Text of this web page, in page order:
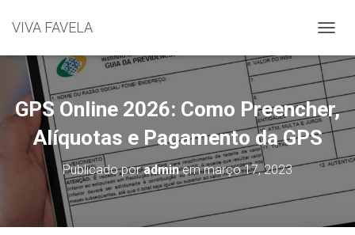
VIVA FAVELA
L
E
R
N
A
N
GPS Online 2026: Como Preencher,
Alíquotas e Pagamento da GPS
Publicado poradminemmarço 17, 2023